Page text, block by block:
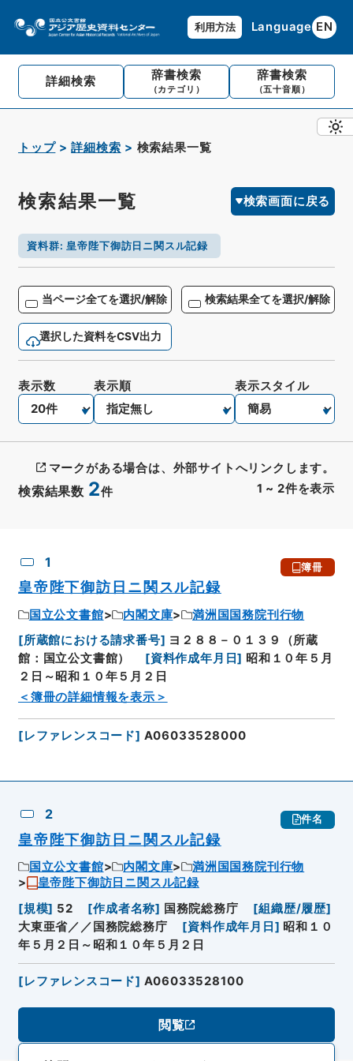
利用方法 Language EN
詳細検索 辞書検索
（カテゴリ）
辞書検索
（五十音順）
トップ 詳細検索 検索結果一覧
検索結果一覧 検索画面に戻る
資料群: 皇帝陛下御訪日ニ関スル記録
当ページ全てを選択/解除 検索結果全てを選択/解除
選択した資料をCSV出力
検索結果数 2件 1 ~ 2件を表示
表示数 表示順 表示スタイル
マークがある場合は、外部サイトへリンクします。
1 簿冊
皇帝陛下御訪日ニ関スル記録
国立公文書館 内閣文庫
満洲国国務院刊行物
[所蔵館における請求番号] ヨ２８８－０１３９（所蔵
館：国立公文書館）
[資料作成年月日] 昭和１０年５月
２日～昭和１０年５月２日
＜簿冊の詳細情報を表示＞
[レファレンスコード] A06033528000
2 件名
皇帝陛下御訪日ニ関スル記録
国立公文書館 内閣文庫
満洲国国務院刊行物
皇帝陛下御訪日ニ関スル記録
[規模] 52 [作成者名称] 国務院総務庁 [組織歴/履歴]
大東亜省／／国務院総務庁
[資料作成年月日 ] 昭和１０
年５月２日～昭和１０年５月２日
[レファレンスコード] A06033528100
閲覧